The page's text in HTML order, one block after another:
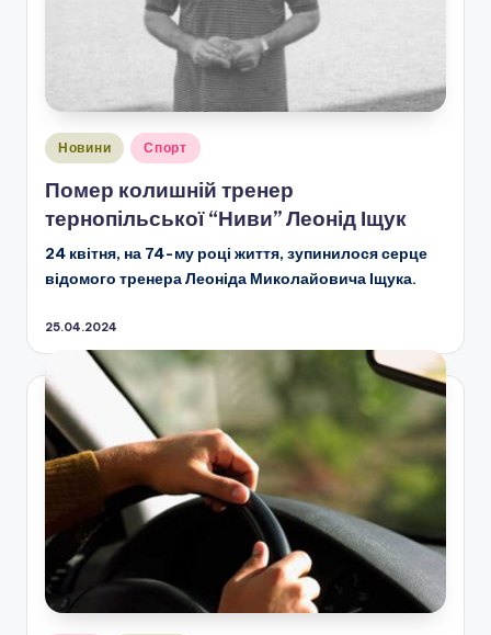
Опубліковано
Новини Спорт
Помер колишній тренер
тернопільської “Ниви” Леонід Іщук
24 квітня, на 74-му році життя, зупинилося серце
відомого тренера Леоніда Миколайовича Іщука.
25.04.2024